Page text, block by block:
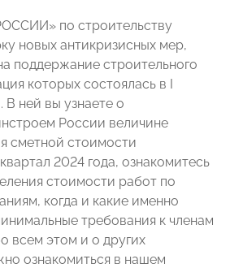
по строительству
новых антикризисных мер,
поддержание строительного
которых состоялась в I
В ней вы узнаете о
России величине
сметной стоимости
2024 года, ознакомитесь
стоимости работ по
когда и какие именно
требования к членам
всем этом и о других
ознакомиться в нашем